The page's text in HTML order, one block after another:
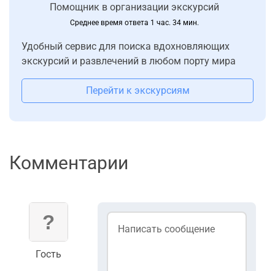
Помощник в организации экскурсий
Среднее время ответа 1 час. 34 мин.
Удобный сервис для поиска вдохновляющих
экскурсий и развлечений в любом порту мира
Перейти к экскурсиям
Комментарии
Гость